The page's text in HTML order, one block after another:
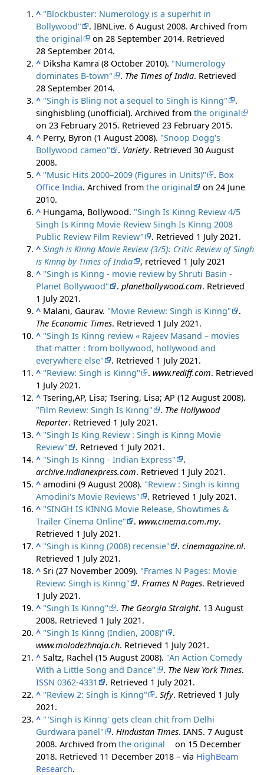
^ "Blockbuster: Numerology is a superhit in
Bollywood"
. IBNLive. 6 August 2008. Archived from
the original
on 28 September 2014. Retrieved
28 September 2014.
^ Diksha Kamra (8 October 2010). "Numerology
dominates B-town"
. The Times of India. Retrieved
28 September 2014.
^ "Singh is Bling not a sequel to Singh is Kinng"
.
singhisbling (unofficial). Archived fromthe original
on 23 February 2015. Retrieved23 February2015.
^ Perry, Byron (1 August 2008). "Snoop Dogg's
Bollywood cameo"
. Variety. Retrieved30 August
2008.
^ "Music Hits 2000–2009 (Figures in Units)" . Box
Office India. Archived fromthe original
on 24 June
2010.
^ Hungama, Bollywood. "Singh Is Kinng Review 4/5
Singh Is Kinng Movie Review Singh Is Kinng 2008
Public Review Film Review"
. Retrieved 1 July2021.
^ Singh is Kinng Movie Review {3/5}: Critic Review of Singh
is Kinng by Times of India
, retrieved 1 July2021
^ "Singh is Kinng - movie review by Shruti Basin -
Planet Bollywood"
.planetbollywood.com. Retrieved
1 July2021.
^ Malani, Gaurav. "Movie Review: Singh is Kinng"
.
The Economic Times. Retrieved 1 July2021.
^ "Singh Is Kinng review « Rajeev Masand – movies
that matter : from bollywood, hollywood and
everywhere else"
. Retrieved 1 July2021.
^ "Review: Singh is Kinng" .www.rediff.com. Retrieved
1 July2021.
^ Tsering,AP, Lisa; Tsering, Lisa; AP (12 August 2008).
"Film Review: Singh Is Kinng"
. The Hollywood
Reporter. Retrieved 1 July2021.
^ "Singh Is King Review : Singh is Kinng Movie
Review"
. Retrieved 1 July2021.
^ "Singh Is Kinng - Indian Express"
.
archive.indianexpress.com. Retrieved 1 July2021.
^ amodini (9 August 2008). "Review : Singh is kinng
Amodini's Movie Reviews"
. Retrieved 1 July2021.
^ "SINGH IS KINNG Movie Release, Showtimes &
Trailer Cinema Online"
.www.cinema.com.my.
Retrieved 1 July2021.
^ "Singh is Kinng (2008) recensie" .cinemagazine.nl.
Retrieved 1 July2021.
^ Sri (27 November 2009). "Frames N Pages: Movie
Review: Singh is Kinng"
.Frames N Pages. Retrieved
1 July2021.
^ "Singh Is Kinng" . The Georgia Straight. 13 August
2008. Retrieved 1 July2021.
^ "Singh Is Kinng (Indien, 2008)"
.
www.molodezhnaja.ch. Retrieved 1 July2021.
^ Saltz, Rachel (15 August 2008). "An Action Comedy
With a Little Song and Dance"
. The New York Times.
ISSN 0362-4331 . Retrieved 1 July2021.
^ "Review 2: Singh is Kinng" .Sify. Retrieved 1 July
2021.
^ " 'Singh is Kinng' gets clean chit from Delhi
Gurdwara panel"
.Hindustan Times. IANS. 7 August
2008. Archived fromthe original
on 15 December
2018. Retrieved 11 December 2018 – via HighBeam
Research.